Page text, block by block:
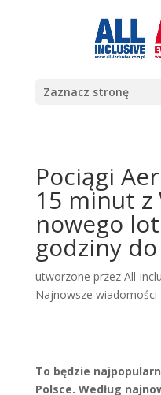
Zaznacz stronę
Pociągi
15 minut z
nowego
godziny
utworzone przez All-
Najnowsze wiadomości
To będzie
Polsce. Według